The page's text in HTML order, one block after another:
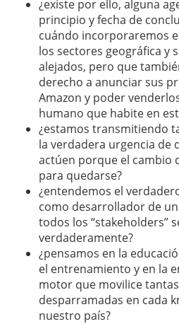
¿existe por ello, alguna
principio y fecha de
cuándo incorporaremos
los sectores geográfica y
alejados, pero que
derecho a anunciar sus
Amazon y poder
humano que habite en
¿estamos transmitiendo
la verdadera urgencia de
actúen porque el cambio
para quedarse?
¿entendemos el
como desarrollador de
todos los “stakeholders”
verdaderamente?
¿pensamos en la
el entrenamiento y en la
motor que movilice
desparramadas en cada
nuestro país?